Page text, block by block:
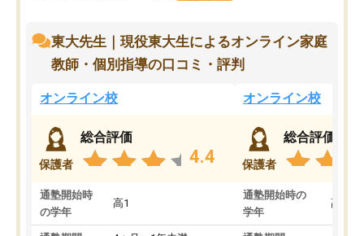
東大先生｜現役東大生によるオンライン家庭
教師・個別指導の口コミ・評判
オンライン校
保護者
総合評価
4.4
通塾開始時
の学年
高1
オンライン校
保護者
総合評価
通塾開始時の
学年
高3